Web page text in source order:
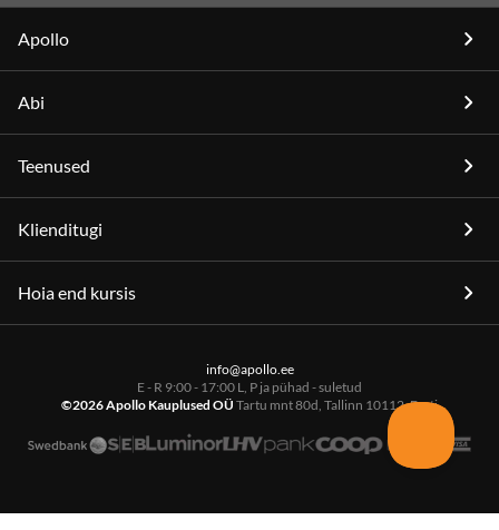
Apollo
Abi
Teenused
Klienditugi
Hoia end kursis
info@apollo.ee
E - R 9:00 - 17:00 L, P ja pühad - suletud
©2026 Apollo Kauplused OÜ Tartu mnt 80d, Tallinn 10112, Eesti